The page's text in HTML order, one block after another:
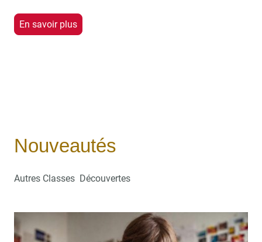
En savoir plus
Nouveautés
Autres Classes Découvertes